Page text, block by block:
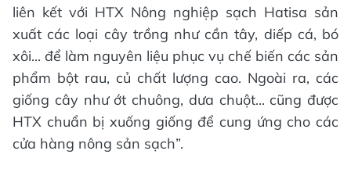
liên kết với HTX Nông nghiệp sạch Hatisa sản
xuất các loại cây trồng như cần tây, diếp cá, bó
xôi... để làm nguyên liệu phục vụ chế biến các sản
phẩm bột rau, củ chất lượng cao. Ngoài ra, các
giống cây như ớt chuông, dưa chuột... cũng được
HTX chuẩn bị xuống giống để cung ứng cho các
cửa hàng nông sản sạch”.